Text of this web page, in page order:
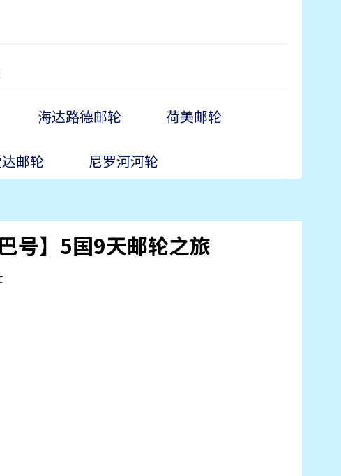
海达路德邮轮 荷美邮轮
邮轮 尼罗河河轮
号】5国9天邮轮之旅